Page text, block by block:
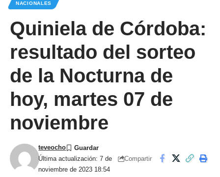
NACIONALES
Quiniela de Córdoba:
resultado del sorteo
de la Nocturna de
hoy, martes 07 de
noviembre
Última actualización: 7 de
noviembre de 2023 18:54
teveocho
Compartir